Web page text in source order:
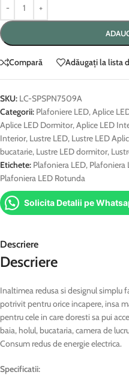
Compară Adăugați la lista
SKU: LC-SPSPN7509A
Categorii: Plafoniere LED,Aplice
Aplice LED Dormitor,Aplice LED
Interior, Lustre LED, Lustre LED
bucatarie, Lustre LED dormitor,
Etichete: Plafoniera LED, Plafoniera
Plafoniera LED Rotunda
Solicita Detalii pe
Descriere
Descriere
Inaltimea redusa si designul simplu
potrivit pentru orice incapere, insa
pentru cele in care doresti sa pui
baia, holul, bucataria, camera de
Consum redus de energie electrica.
Specificatii: